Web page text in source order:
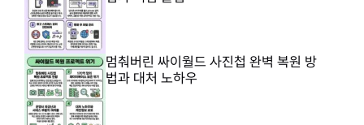
멈춰버린 싸이월드 사진첩 완벽 복원 방
법과 대처 노하우